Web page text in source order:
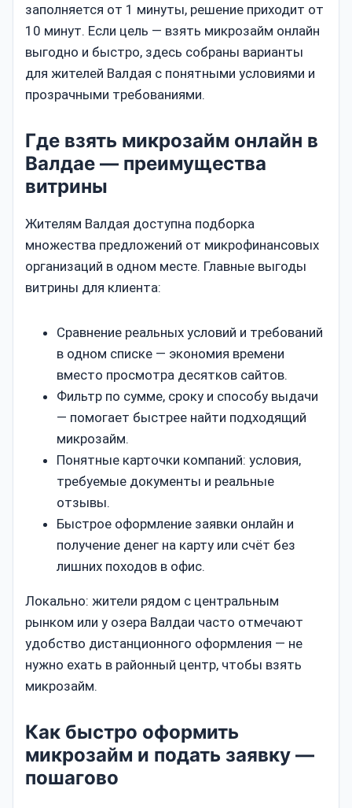
заполняется от 1 минуты, решение приходит от
10 минут. Если цель — взять микрозайм онлайн
выгодно и быстро, здесь собраны варианты
для жителей Валдая с понятными условиями и
прозрачными требованиями.
Где взять микрозайм онлайн в
Валдае — преимущества
витрины
Жителям Валдая доступна подборка
множества предложений от микрофинансовых
организаций в одном месте. Главные выгоды
витрины для клиента:
Сравнение реальных условий и требований
в одном списке — экономия времени
вместо просмотра десятков сайтов.
Фильтр по сумме, сроку и способу выдачи
— помогает быстрее найти подходящий
микрозайм.
Понятные карточки компаний: условия,
требуемые документы и реальные
отзывы.
Быстрое оформление заявки онлайн и
получение денег на карту или счёт без
лишних походов в офис.
Локально: жители рядом с центральным
рынком или у озера Валдаи часто отмечают
удобство дистанционного оформления — не
нужно ехать в районный центр, чтобы взять
микрозайм.
Как быстро оформить
микрозайм и подать заявку —
пошагово